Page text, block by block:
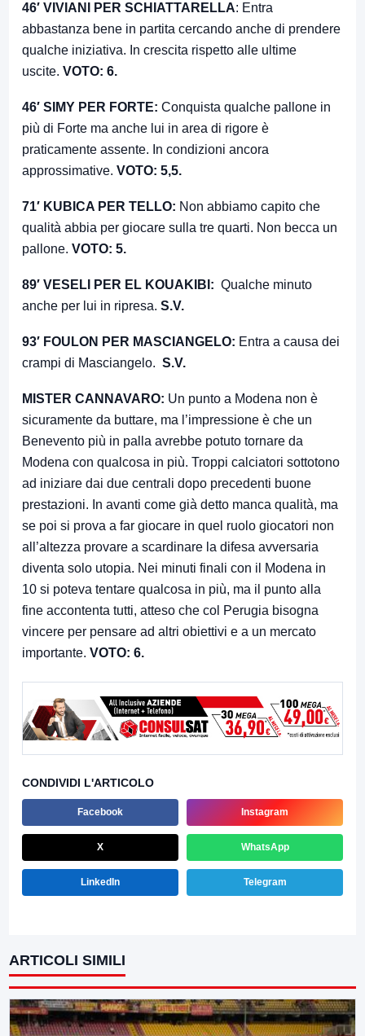
46′ VIVIANI PER SCHIATTARELLA: Entra
abbastanza bene in partita cercando anche di prendere
qualche iniziativa. In crescita rispetto alle ultime
uscite. VOTO: 6.
46′ SIMY PER FORTE: Conquista qualche pallone in
più di Forte ma anche lui in area di rigore è
praticamente assente. In condizioni ancora
approssimative. VOTO: 5,5.
71′ KUBICA PER TELLO: Non abbiamo capito che
qualità abbia per giocare sulla tre quarti. Non becca un
pallone. VOTO: 5.
89′ VESELI PER EL KOUAKIBI: Qualche minuto
anche per lui in ripresa. S.V.
93′ FOULON PER MASCIANGELO: Entra a causa dei
crampi di Masciangelo. S.V.
MISTER CANNAVARO: Un punto a Modena non è
sicuramente da buttare, ma l’impressione è che un
Benevento più in palla avrebbe potuto tornare da
Modena con qualcosa in più. Troppi calciatori sottotono
ad iniziare dai due centrali dopo precedenti buone
prestazioni. In avanti come già detto manca qualità, ma
se poi si prova a far giocare in quel ruolo giocatori non
all’altezza provare a scardinare la difesa avversaria
diventa solo utopia. Nei minuti finali con il Modena in
10 si poteva tentare qualcosa in più, ma il punto alla
fine accontenta tutti, atteso che col Perugia bisogna
vincere per pensare ad altri obiettivi e a un mercato
importante. VOTO: 6.
CONDIVIDI L'ARTICOLO
Facebook Instagram
X WhatsApp
LinkedIn Telegram
ARTICOLI SIMILI